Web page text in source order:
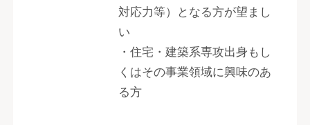
対応力等）となる方が望まし
い
・住宅・建築系専攻出身もし
くはその事業領域に興味のあ
る方